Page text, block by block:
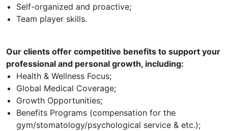
Self-organized and proactive;
Team player skills.
Our clients offer competitive benefits to support your
professional and personal growth, including:
Health & Wellness Focus;
Global Medical Coverage;
Growth Opportunities;
Benefits Programs (compensation for the
gym/stomatology/psychological service & etc.);